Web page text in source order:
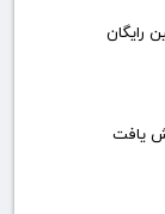
رایگان
یافت